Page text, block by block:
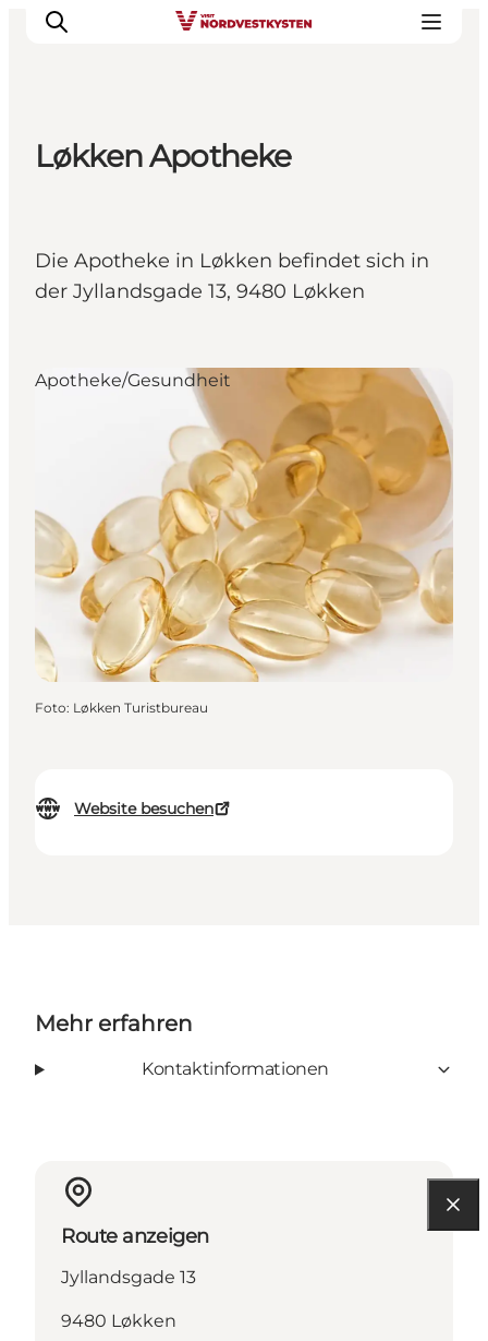
Events
Unterkunft
Mach deine Urlaubsplanung
Løkken Apotheke
Die Apotheke in Løkken befindet sich in
der Jyllandsgade 13, 9480 Løkken
Website besuchen
Apotheke/Gesundheit
Foto: Løkken Turistbureau
Mehr erfahren
Kontaktinformationen
Route anzeigen
Jyllandsgade 13
9480 Løkken